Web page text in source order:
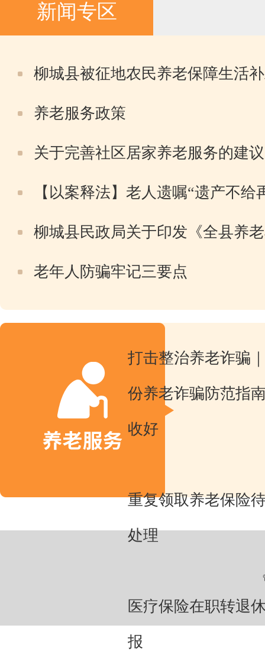
新闻专区
柳城县被征地农民养老保障生活
养老服务政策
关于完善社区居家养老服务的建议
【以案释法】老人遗嘱“遗产不
柳城县民政局关于印发《全县养
老年人防骗牢记三要点
打击整治养老诈骗
份养老诈骗防范指
收好
重复领取养老保险
处理
医疗保险在职转退
报